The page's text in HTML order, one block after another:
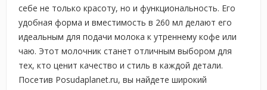
себе не только красоту, но и функциональность. Его
удобная форма и вместимость в 260 мл делают его
идеальным для подачи молока к утреннему кофе или
чаю. Этот молочник станет отличным выбором для
тех, кто ценит качество и стиль в каждой детали.
Посетив Posudaplanet.ru, вы найдете широкий